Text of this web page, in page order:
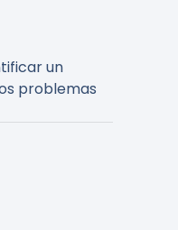
un
problemas